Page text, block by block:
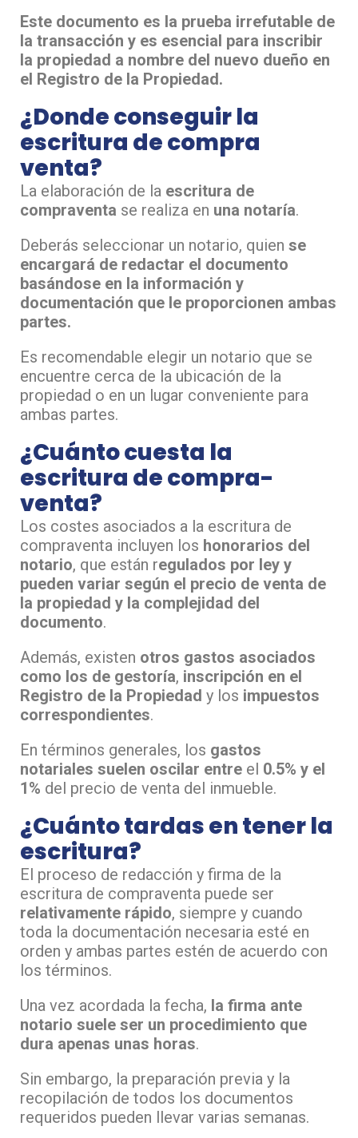
Este documento es la prueba irrefutable de
la transacción y es esencial para inscribir
la propiedad a nombre del nuevo dueño en
el Registro de la Propiedad.
¿Donde conseguir la
escritura de compra
venta?
La elaboración de la escritura de
compraventa se realiza en una notaría.
Deberás seleccionar un notario, quien se
encargará de redactar el documento
basándose en la información y
documentación que le proporcionen ambas
partes.
Es recomendable elegir un notario que se
encuentre cerca de la ubicación de la
propiedad o en un lugar conveniente para
ambas partes.
¿Cuánto cuesta la
escritura de compra-
venta?
Los costes asociados a la escritura de
compraventa incluyen los honorarios del
notario, que están regulados por ley y
pueden variar según el precio de venta de
la propiedad y la complejidad del
documento.
Además, existen otros gastos asociados
como los de gestoría, inscripción en el
Registro de la Propiedad y los impuestos
correspondientes.
En términos generales, los gastos
notariales suelen oscilar entre el 0.5% y el
1% del precio de venta del inmueble.
¿Cuánto tardas en tener la
escritura?
El proceso de redacción y firma de la
escritura de compraventa puede ser
relativamente rápido, siempre y cuando
toda la documentación necesaria esté en
orden y ambas partes estén de acuerdo con
los términos.
Una vez acordada la fecha, la firma ante
notario suele ser un procedimiento que
dura apenas unas horas.
Sin embargo, la preparación previa y la
recopilación de todos los documentos
requeridos pueden llevar varias semanas.